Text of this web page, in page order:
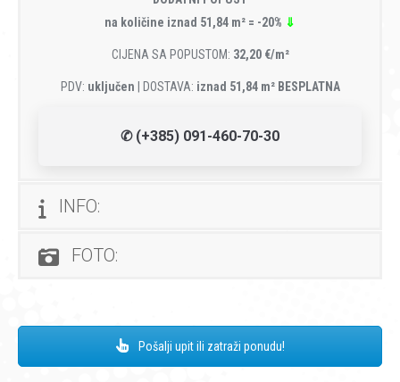
na količine iznad 51,84 m² = -20% ⇓
CIJENA SA POPUSTOM: 32,20 €/m²
PDV: uključen | DOSTAVA: iznad 51,84 m² BESPLATNA
✆ (+385) 091-460-70-30
INFO:
FOTO:
Pošalji upit ili zatraži ponudu!